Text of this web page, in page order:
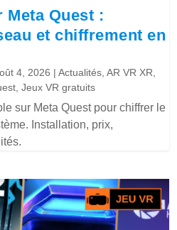
Meta Quest :
et chiffrement en
4, 2026 |Actualités ,AR VR XR
,Jeux VR gratuits
sur Meta Quest pour chiffrer le
Installation, prix,